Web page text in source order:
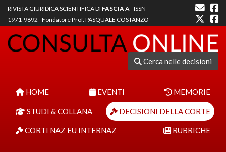
RIVISTA GIURIDICA SCIENTIFICA DI FASCIA A- ISSN
1971-9892 - Fondatore Prof. PASQUALE COSTANZO
Cerca nelle decisioni
HOME EVENTI MEMORIE
STUDI & COLLANA DECISIONI DELLA CORTE
CORTI NAZ EU INTERNAZ RUBRICHE